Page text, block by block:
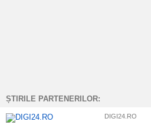
ȘTIRILE PARTENERILOR:
DIGI24.RO